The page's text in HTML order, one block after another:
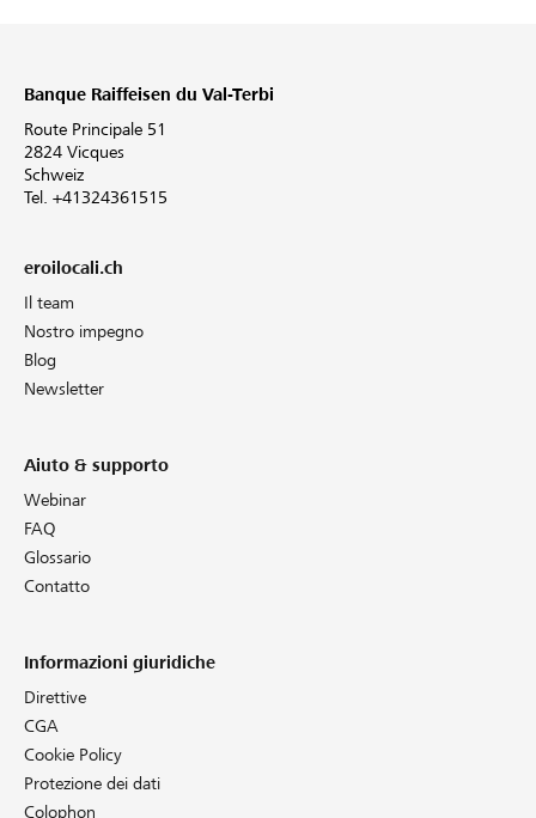
Banque Raiffeisen du Val-Terbi
Route Principale 51
2824 Vicques
Schweiz
Tel. +41324361515
eroilocali.ch
Il team
Nostro impegno
Blog
Newsletter
Aiuto & supporto
Webinar
FAQ
Glossario
Contatto
Informazioni giuridiche
Direttive
CGA
Cookie Policy
Protezione dei dati
Colophon